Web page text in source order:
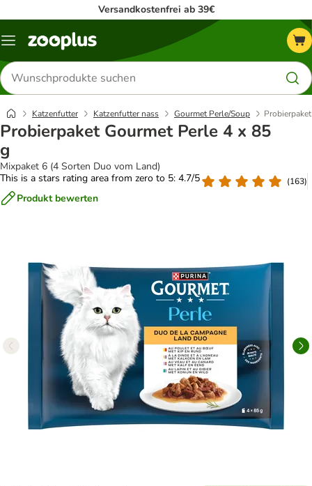
Versandkostenfrei ab 39€
Menü
Produkte
suchen
Katzenfutter Katzenfutter nass Gourmet Perle/Soup
Probierpaket Gourmet Perle 4 x 85
g
Mixpaket 6 (4 Sorten Duo vom Land)
This is a stars rating area from zero to 5: 4.7/5
(163)
Produkt bewerten